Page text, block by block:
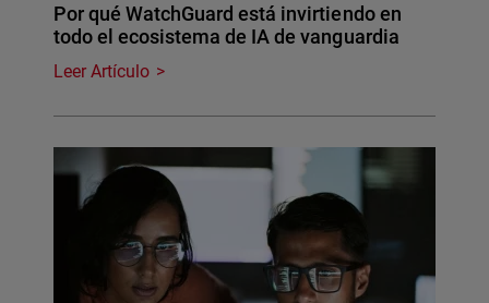
Por qué WatchGuard está invirtiendo en
todo el ecosistema de IA de vanguardia
Leer Artículo